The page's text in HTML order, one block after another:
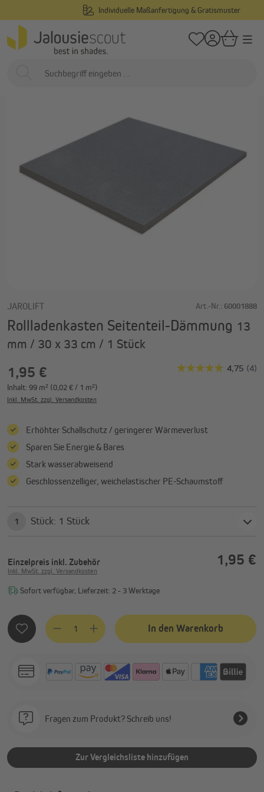
Individuelle Maßanfertigung & Gratismuster
Startseite
JAROLIFT Art.-Nr.: 60001888
Rollladenkasten Seitenteil-Dämmung 13
mm / 30 x 33 cm / 1 Stück
1,95 €
Inhalt: 99 m² (0,02 € / 1 m²)
Inkl. MwSt. zzgl. Versandkosten
Erhöhter Schallschutz / geringerer Wärmeverlust
Sparen Sie Energie & Bares
Stark wasserabweisend
Geschlossenzelliger, weichelastischer PE-Schaumstoff
1 Stück: 1 Stück
Einzelpreis inkl. Zubehör 1,95 €
Inkl. MwSt. zzgl. Versandkosten
Sofort verfügbar, Lieferzeit: 2 - 3 Werktage
Produkt Anzahl: Gib den gewünschten Wert ein oder
In den Warenkorb
Fragen zum Produkt? Schreib uns!
Zur Vergleichsliste hinzufügen